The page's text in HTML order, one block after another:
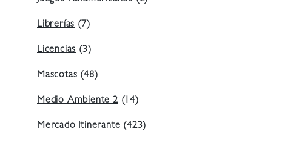
Librerías(7)
Licencias(3)
Mascotas(48)
Medio Ambiente 2(14)
Mercado Itinerante(423)